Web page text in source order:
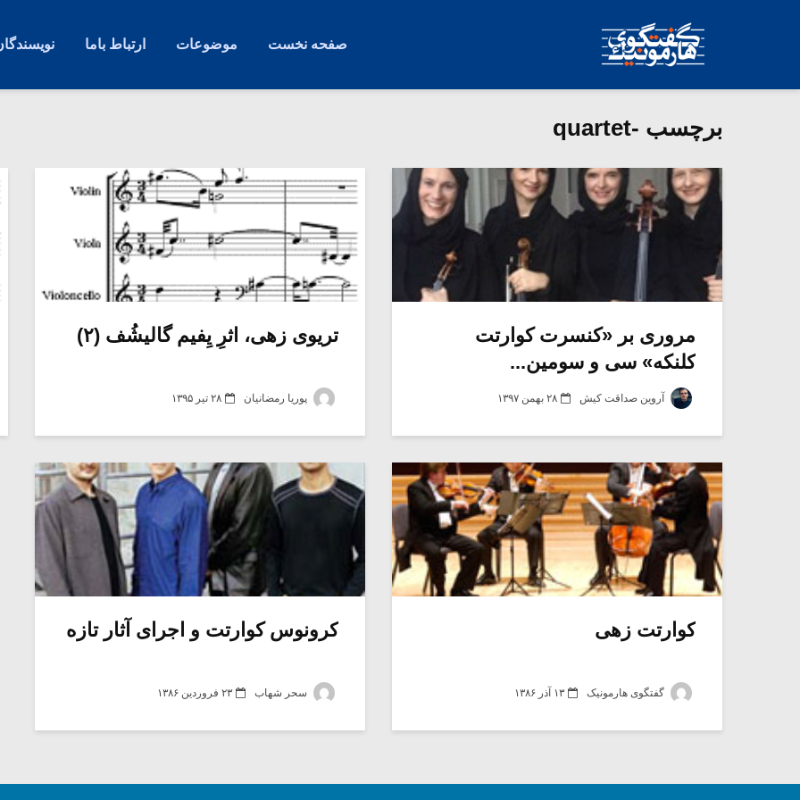
صفحه نخست موضوعات ارتباط باما
برچسب -quartet
مروری بر «کنسرت کوارتت
کلنکه» سی و سومین...
آروین صداقت کیش ۲۸ بهمن ۱۳۹۷
تریوی زهی، اثرِ یِفیم گالیشُف (۲)
پوریا رمضانیان ۲۸ تیر ۱۳۹۵
کوارتت زهی
گفتگوی هارمونیک ۱۳ آذر ۱۳۸۶
کرونوس کوارتت و اجرای آثار تازه
سحر شهاب ۲۳ فروردین ۱۳۸۶